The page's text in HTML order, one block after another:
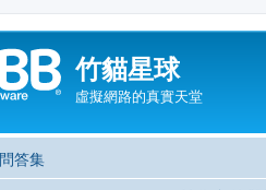
竹貓星球
虛擬網路的真實天堂
問答集